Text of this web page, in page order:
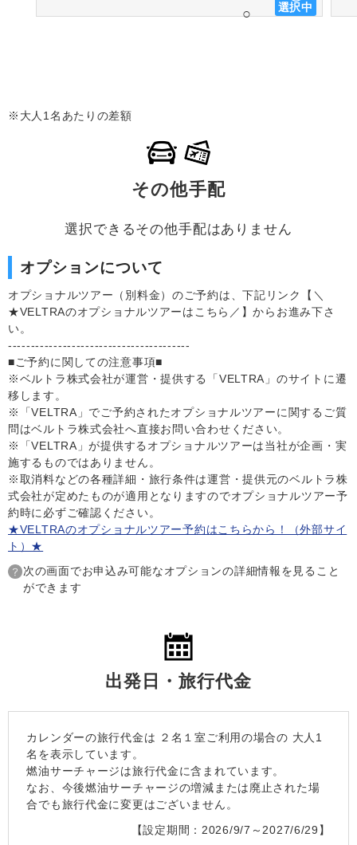
○
選択中
※大人1名あたりの差額
その他手配
選択できるその他手配はありません
オプションについて
オプショナルツアー（別料金）のご予約は、下記リンク【＼
★VELTRAのオプショナルツアーはこちら／】からお進み下さ
い。
----------------------------------------
■ご予約に関しての注意事項■
※ベルトラ株式会社が運営・提供する「VELTRA」のサイトに遷
移します。
※「VELTRA」でご予約されたオプショナルツアーに関するご質
問はベルトラ株式会社へ直接お問い合わせください。
※「VELTRA」が提供するオプショナルツアーは当社が企画・実
施するものではありません。
※取消料などの各種詳細・旅行条件は運営・提供元のベルトラ株
式会社が定めたものが適用となりますのでオプショナルツアー予
約時に必ずご確認ください。
★VELTRAのオプショナルツアー予約はこちらから！（外部サイ
ト）★
次の画面でお申込み可能なオプションの詳細情報を見ること
ができます
出発日・旅行代金
カレンダーの旅行代金は ２名１室 ご利用の場合の 大人1
名を表示しています。
燃油サーチャージは旅行代金に含まれています。
なお、今後燃油サーチャージの増減または廃止された場
合でも旅行代金に変更はございません。
【設定期間：2026/9/7～2027/6/29】